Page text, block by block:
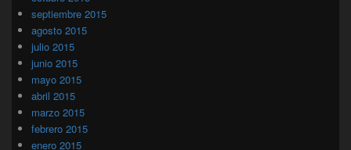
septiembre 2015
agosto 2015
julio 2015
junio 2015
mayo 2015
abril 2015
marzo 2015
febrero 2015
enero 2015